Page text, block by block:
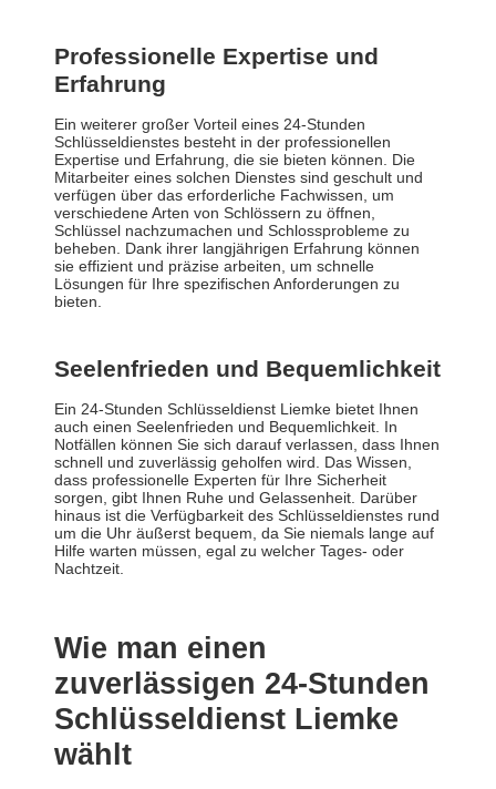
Professionelle Expertise und
Erfahrung
Ein weiterer großer Vorteil eines 24-Stunden
Schlüsseldienstes besteht in der professionellen
Expertise und Erfahrung, die sie bieten können. Die
Mitarbeiter eines solchen Dienstes sind geschult und
verfügen über das erforderliche Fachwissen, um
verschiedene Arten von Schlössern zu öffnen,
Schlüssel nachzumachen und Schlossprobleme zu
beheben. Dank ihrer langjährigen Erfahrung können
sie effizient und präzise arbeiten, um schnelle
Lösungen für Ihre spezifischen Anforderungen zu
bieten.
Seelenfrieden und Bequemlichkeit
Ein 24-Stunden Schlüsseldienst Liemke bietet Ihnen
auch einen Seelenfrieden und Bequemlichkeit. In
Notfällen können Sie sich darauf verlassen, dass Ihnen
schnell und zuverlässig geholfen wird. Das Wissen,
dass professionelle Experten für Ihre Sicherheit
sorgen, gibt Ihnen Ruhe und Gelassenheit. Darüber
hinaus ist die Verfügbarkeit des Schlüsseldienstes rund
um die Uhr äußerst bequem, da Sie niemals lange auf
Hilfe warten müssen, egal zu welcher Tages- oder
Nachtzeit.
Wie man einen
zuverlässigen 24-Stunden
Schlüsseldienst Liemke
wählt